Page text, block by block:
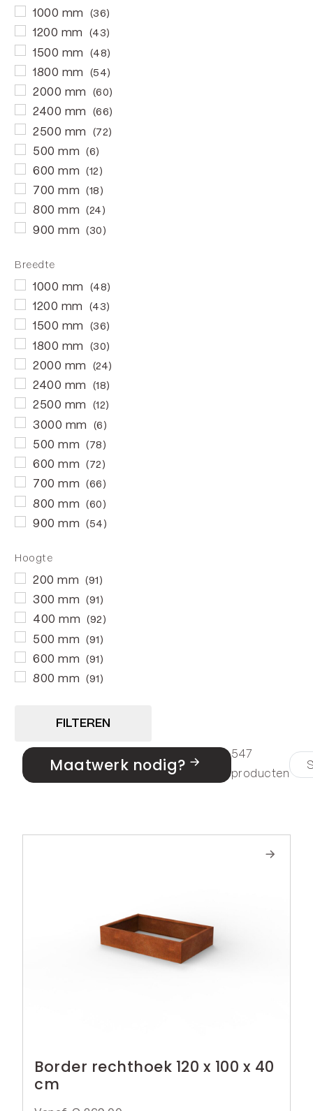
1000 mm (36)
1200 mm (43)
1500 mm (48)
1800 mm (54)
2000 mm (60)
2400 mm (66)
2500 mm (72)
500 mm (6)
600 mm (12)
700 mm (18)
800 mm (24)
900 mm (30)
Breedte
1000 mm (48)
1200 mm (43)
1500 mm (36)
1800 mm (30)
2000 mm (24)
2400 mm (18)
2500 mm (12)
3000 mm (6)
500 mm (78)
600 mm (72)
700 mm (66)
800 mm (60)
900 mm (54)
Hoogte
200 mm (91)
300 mm (91)
400 mm (92)
500 mm (91)
600 mm (91)
800 mm (91)
FILTEREN
Maatwerk nodig?
547
producten
Border rechthoek 120 x 100 x 40
cm